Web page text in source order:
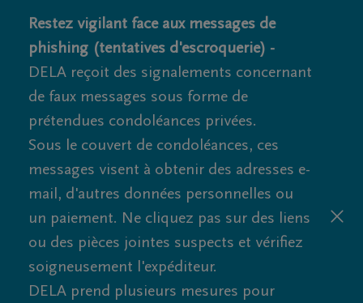
Restez vigilant face aux messages de
phishing (tentatives d'escroquerie) -
DELA reçoit des signalements concernant
de faux messages sous forme de
prétendues condoléances privées.
Sous le couvert de condoléances, ces
messages visent à obtenir des adresses e-
mail, d'autres données personnelles ou
un paiement. Ne cliquez pas sur des liens
ou des pièces jointes suspects et vérifiez
soigneusement l'expéditeur.
DELA prend plusieurs mesures pour